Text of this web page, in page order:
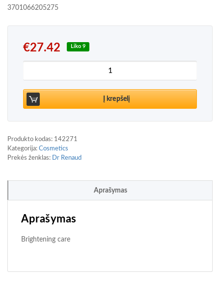
3701066205275
€27.42 Liko 9
produkto kiekis: Dr Renaud Snow Lotus
Į krepšelį
Produkto kodas: 142271
Kategorija: Cosmetics
Prekės ženklas: Dr Renaud
Aprašymas
Aprašymas
Brightening care